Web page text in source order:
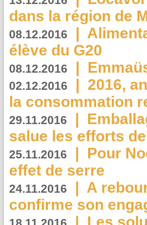
dans la région de
08.12.2016 |
élève du G20
08.12.2016 |
02.12.2016 | 2016,
la consommation
29.11.2016 |
salue les efforts
25.11.2016 | Pour
effet de serre
24.11.2016 | A
confirme son